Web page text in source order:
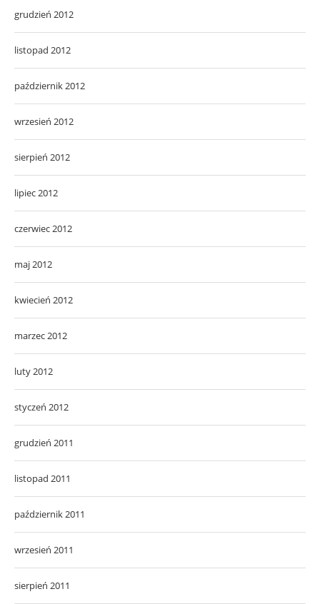
grudzień 2012
listopad 2012
październik 2012
wrzesień 2012
sierpień 2012
lipiec 2012
czerwiec 2012
maj 2012
kwiecień 2012
marzec 2012
luty 2012
styczeń 2012
grudzień 2011
listopad 2011
październik 2011
wrzesień 2011
sierpień 2011